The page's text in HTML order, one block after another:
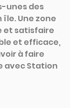
unes des
Une zone
et satisfaire
et efficace,
à faire
avec Station